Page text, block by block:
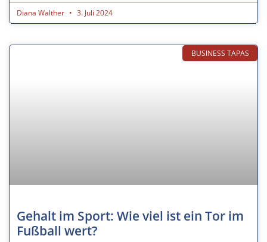
Diana Walther 3. Juli 2024
BUSINESS TAPAS
Gehalt im Sport: Wie viel ist ein Tor im
Fußball wert?